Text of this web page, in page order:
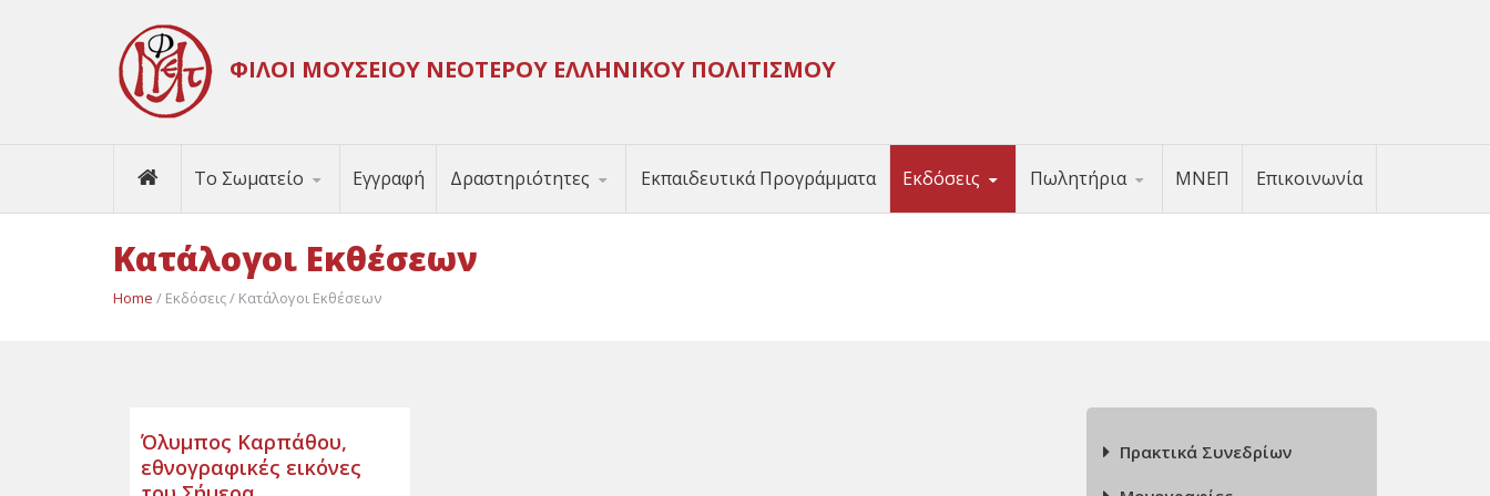
ΦΙΛΟΙ ΜΟΥΣΕΙΟΥ ΝΕΟΤΕΡΟΥ ΕΛΛΗΝΙΚΟΥ ΠΟΛΙΤΙΣΜΟΥ
 Το Σωματείο Εγγραφή Δραστηριότητες Εκπαιδευτικά Προγράμματα Εκδόσεις Πωλητήρια ΜΝΕΠ Επικοινωνία
Κατάλογοι Εκθέσεων
Home / Εκδόσεις / Κατάλογοι Εκθέσεων
Όλυμπος Καρπάθου,
εθνογραφικές εικόνες
Πρακτικά Συνεδρίων